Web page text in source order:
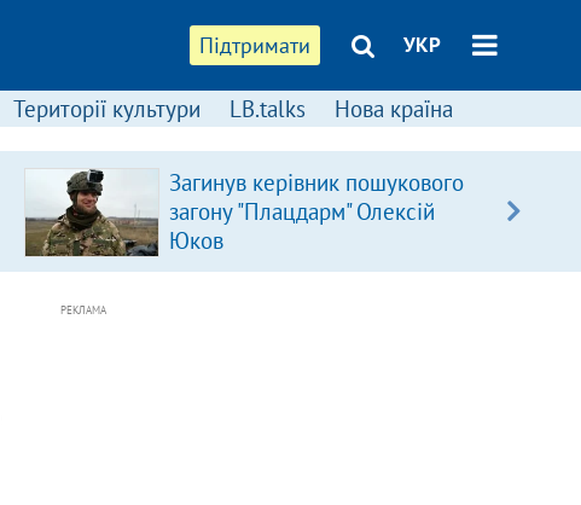
Підтримати УКР
Території культури LB.talks Нова країна
Загинув керівник пошукового
загону "Плацдарм" Олексій
Юков
РЕКЛАМА